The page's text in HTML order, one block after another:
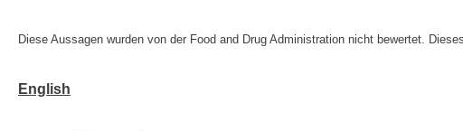
Diese Aussagen wurden von der Food and Drug Administration nicht bewertet.
English